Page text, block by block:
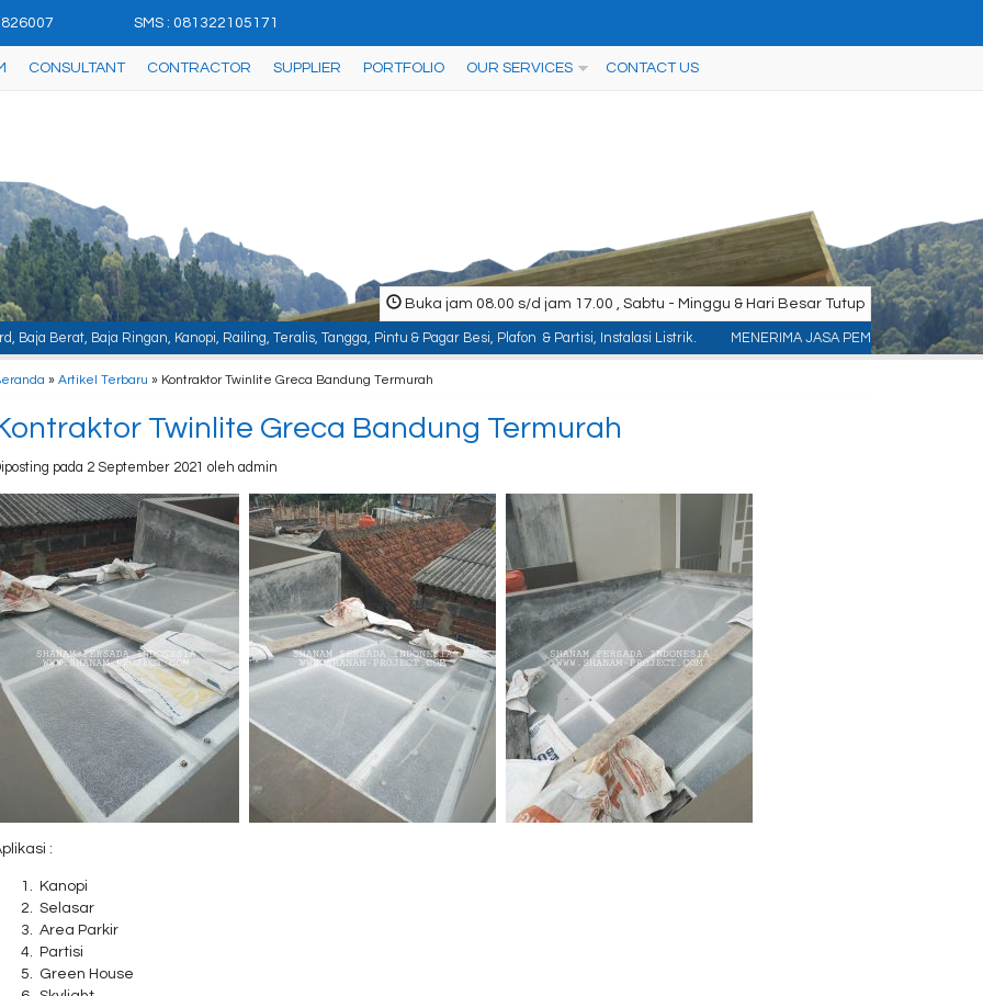
SMS : 081322105171
CONSULTANT CONTRACTOR SUPPLIER PORTFOLIO OUR SERVICES CONTACT US
Buka jam 08.00 s/d jam 17.00 , Sabtu - Minggu & Hari Besar Tutup
Ringan, Kanopi, Railing, Teralis, Tangga, Pintu & Pagar Besi, Plafon & Partisi, Instalasi Listrik. MENERIMA JASA PEMASANGAN KONTRUKSI :
»Artikel Terbaru » Kontraktor Twinlite Greca Bandung Termurah
Twinlite Greca Bandung Termurah
pada 2 September 2021 oleh admin
:
Kanopi
Selasar
Area Parkir
Partisi
Green House